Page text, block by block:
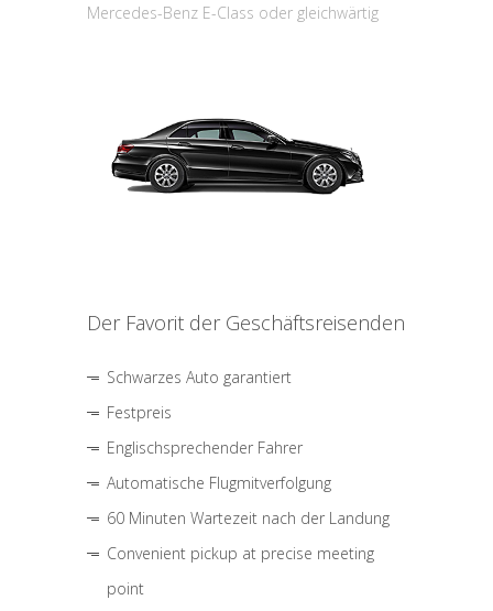
Mercedes-Benz E-Class oder gleichwärtig
Der Favorit der Geschäftsreisenden
Schwarzes Auto garantiert
Festpreis
Englischsprechender Fahrer
Automatische Flugmitverfolgung
60 Minuten Wartezeit nach der Landung
Convenient pickup at precise meeting
point